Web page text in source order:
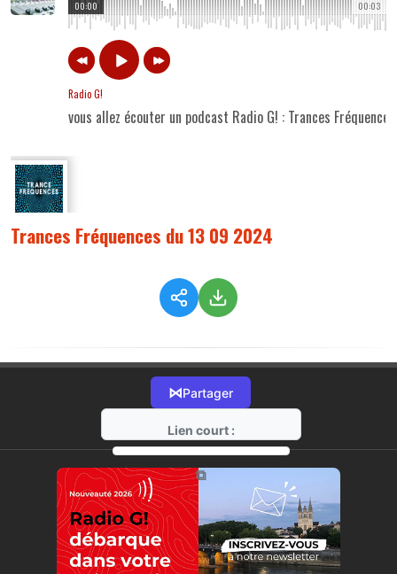
00:03
00:00
Radio G!
vous allez écouter un podcast Radio G! : Trances
Trances Fréquences du 13 09 2024
⋈Partager
Lien court :
https://radio-g.fr?15353
⧉